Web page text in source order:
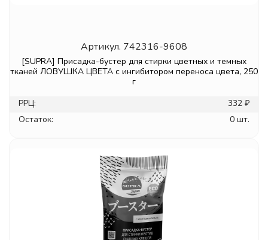
Артикул. 742316-9608
[SUPRA] Присадка-бустер для стирки цветных и темных
тканей ЛОВУШКА ЦВЕТА с ингибитором переноса цвета, 250
г
РРЦ:
332 ₽
Остаток:
0 шт.